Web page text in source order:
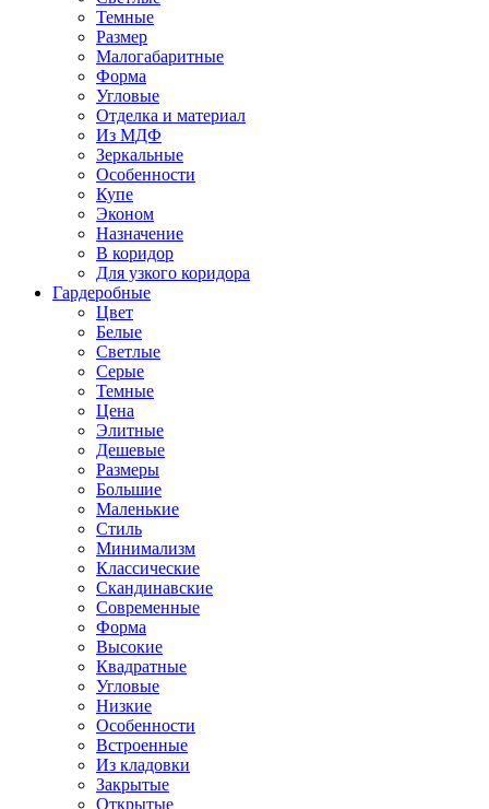
Темные
Размер
Малогабаритные
Форма
Угловые
Отделка и материал
Из МДФ
Зеркальные
Особенности
Купе
Эконом
Назначение
В коридор
Для узкого коридора
Гардеробные
Цвет
Белые
Светлые
Серые
Темные
Цена
Элитные
Дешевые
Размеры
Большие
Маленькие
Стиль
Минимализм
Классические
Скандинавские
Современные
Форма
Высокие
Квадратные
Угловые
Низкие
Особенности
Встроенные
Из кладовки
Закрытые
Открытые